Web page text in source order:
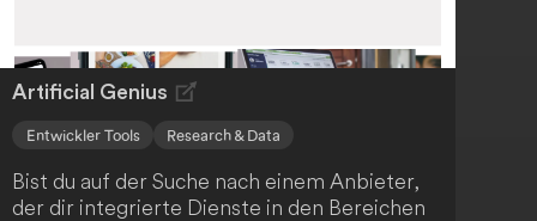
Artificial Genius
Entwickler Tools Research & Data
Bist du auf der Suche nach einem Anbieter,
der dir integrierte Dienste in den Bereichen